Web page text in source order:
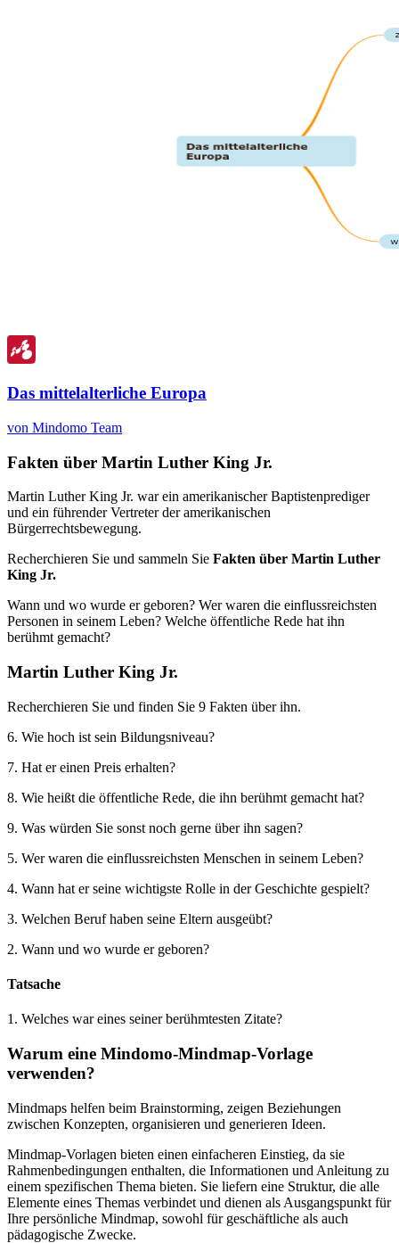
Das mittelalterliche Europa
von Mindomo Team
Fakten über Martin Luther King Jr.
Martin Luther King Jr. war ein amerikanischer Baptistenprediger
und ein führender Vertreter der amerikanischen
Bürgerrechtsbewegung.
Recherchieren Sie und sammeln Sie Fakten über Martin Luther
King Jr.
Wann und wo wurde er geboren? Wer waren die einflussreichsten
Personen in seinem Leben? Welche öffentliche Rede hat ihn
berühmt gemacht?
Martin Luther King Jr.
Recherchieren Sie und finden Sie 9 Fakten über ihn.
6. Wie hoch ist sein Bildungsniveau?
7. Hat er einen Preis erhalten?
8. Wie heißt die öffentliche Rede, die ihn berühmt gemacht hat?
9. Was würden Sie sonst noch gerne über ihn sagen?
5. Wer waren die einflussreichsten Menschen in seinem Leben?
4. Wann hat er seine wichtigste Rolle in der Geschichte gespielt?
3. Welchen Beruf haben seine Eltern ausgeübt?
2. Wann und wo wurde er geboren?
Tatsache
1. Welches war eines seiner berühmtesten Zitate?
Warum eine Mindomo-Mindmap-Vorlage
verwenden?
Mindmaps helfen beim Brainstorming, zeigen Beziehungen
zwischen Konzepten, organisieren und generieren Ideen.
Mindmap-Vorlagen bieten einen einfacheren Einstieg, da sie
Rahmenbedingungen enthalten, die Informationen und Anleitung zu
einem spezifischen Thema bieten. Sie liefern eine Struktur, die alle
Elemente eines Themas verbindet und dienen als Ausgangspunkt für
Ihre persönliche Mindmap, sowohl für geschäftliche als auch
pädagogische Zwecke.